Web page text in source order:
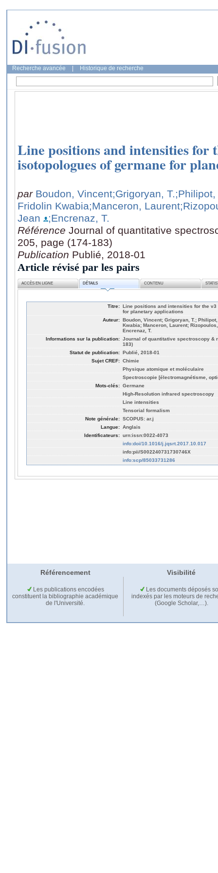
Recherche avancée Historique de recherche
Line positions and intensities for
isotopologues of germane for
par Boudon, Vincent;Grigoryan, T.;Philipot,
Fridolin Kwabia;Manceron, Laurent
Jean
;Encrenaz, T.
Référence Journal of quantitative
205, page (174-183)
Publication Publié, 2018-01
Article révisé par les pairs
ACCÈS EN LIGNE DÉTAILS CONTENU
Titre: Line positions and intensities for the
for planetary applications
Auteur: Boudon, Vincent; Grigoryan, T.;
Kwabia; Manceron, Laurent;
Encrenaz, T.
Informations sur la publication: Journal of quantitative spectroscopy &
183)
Statut de publication: Publié, 2018-01
Sujet CREF: Chimie
Physique atomique et moléculaire
Spectroscopie [électromagnétisme,
Mots-clés: Germane
High-Resolution infrared spectroscopy
Line intensities
Tensorial formalism
Note générale: SCOPUS: ar.j
Langue: Anglais
Identificateurs: urn:issn:0022-4073
info:doi/10.1016/j.jqsrt.2017.10.017
info:pii/S002240731730746X
info:scp/85033731286
Référencement Visibilité
Les publications encodées
constituent la bibliographie académique
de l'Université.
Les documents déposés
indexés par les moteurs de
(Google Scholar,…).